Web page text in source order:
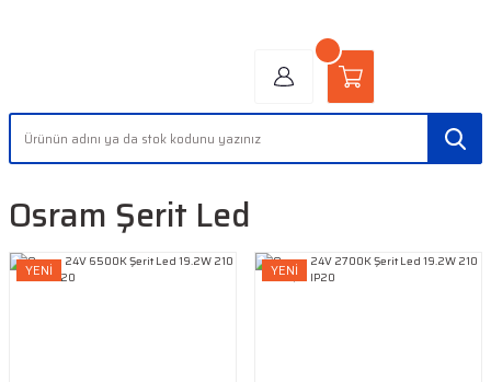
Osram Şerit Led
YENİ YENİ